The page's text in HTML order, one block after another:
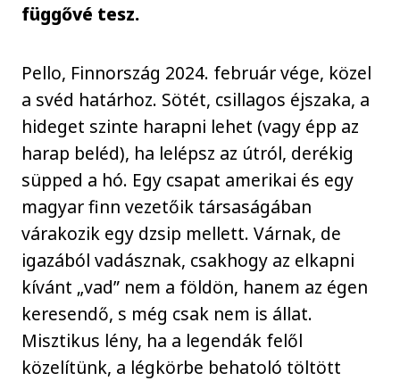
függővé tesz.
Pello, Finnország 2024. február vége, közel
a svéd határhoz. Sötét, csillagos éjszaka, a
hideget szinte harapni lehet (vagy épp az
harap beléd), ha lelépsz az útról, derékig
süpped a hó. Egy csapat amerikai és egy
magyar finn vezetőik társaságában
várakozik egy dzsip mellett. Várnak, de
igazából vadásznak, csakhogy az elkapni
kívánt „vad” nem a földön, hanem az égen
keresendő, s még csak nem is állat.
Misztikus lény, ha a legendák felől
közelítünk, a légkörbe behatoló töltött